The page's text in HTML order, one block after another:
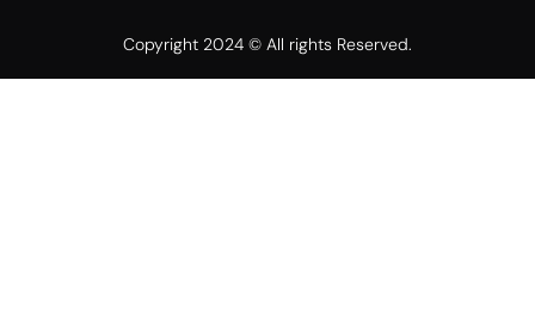
Copyright 2024 © All rights Reserved.